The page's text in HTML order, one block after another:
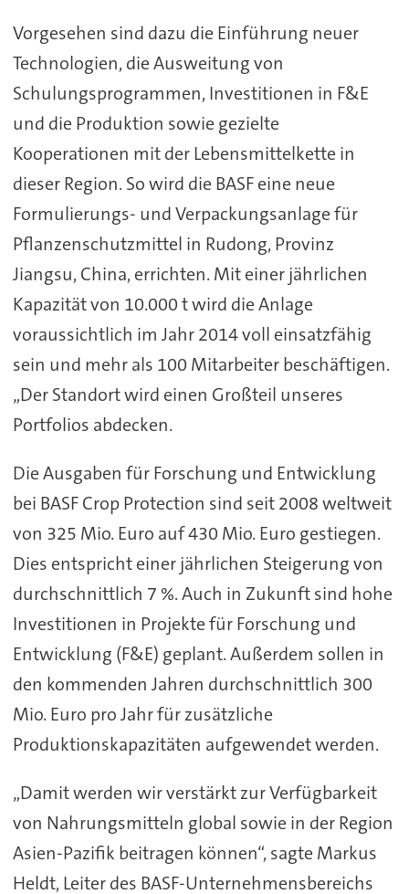
Vorgesehen sind dazu die Einführung neuer
Technologien, die Ausweitung von
Schulungsprogrammen, Investitionen in F&E
und die Produktion sowie gezielte
Kooperationen mit der Lebensmittelkette in
dieser Region. So wird die BASF eine neue
Formulierungs- und Verpackungsanlage für
Pflanzenschutzmittel in Rudong, Provinz
Jiangsu, China, errichten. Mit einer jährlichen
Kapazität von 10.000 t wird die Anlage
voraussichtlich im Jahr 2014 voll einsatzfähig
sein und mehr als 100 Mitarbeiter beschäftigen.
„Der Standort wird einen Großteil unseres
Portfolios abdecken.
Die Ausgaben für Forschung und Entwicklung
bei BASF Crop Protection sind seit 2008 weltweit
von 325 Mio. Euro auf 430 Mio. Euro gestiegen.
Dies entspricht einer jährlichen Steigerung von
durchschnittlich 7 %. Auch in Zukunft sind hohe
Investitionen in Projekte für Forschung und
Entwicklung (F&E) geplant. Außerdem sollen in
den kommenden Jahren durchschnittlich 300
Mio. Euro pro Jahr für zusätzliche
Produktionskapazitäten aufgewendet werden.
„Damit werden wir verstärkt zur Verfügbarkeit
von Nahrungsmitteln global sowie in der Region
Asien-Pazifik beitragen können“, sagte Markus
Heldt, Leiter des BASF-Unternehmensbereichs